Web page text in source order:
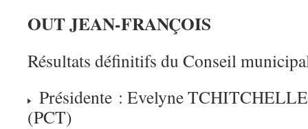
OUT JEAN-FRANÇOIS
Résultats définitifs du Conseil
Présidente : Evelyne
(PCT)